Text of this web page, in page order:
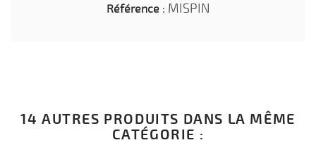
Référence : MISPIN
14 AUTRES PRODUITS DANS LA MÊME
CATÉGORIE :